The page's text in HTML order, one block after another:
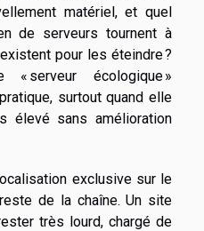
matériel, et quel
de serveurs tournent à
pour les éteindre ?
serveur écologique »
surtout quand elle
élevé sans amélioration
exclusive sur le
de la chaîne. Un site
très lourd, chargé de